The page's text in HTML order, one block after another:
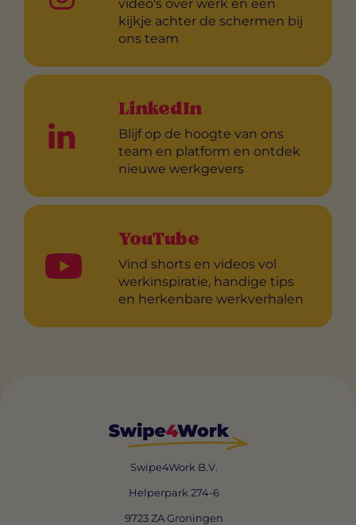
video's over werk én een
kijkje achter de schermen bij
ons team
LinkedIn
Blijf op de hoogte van ons
team en platform en ontdek
nieuwe werkgevers
YouTube
Vind shorts en videos vol
werkinspiratie, handige tips
en herkenbare werkverhalen
Swipe4Work B.V.
Helperpark 274-6
9723 ZA Groningen